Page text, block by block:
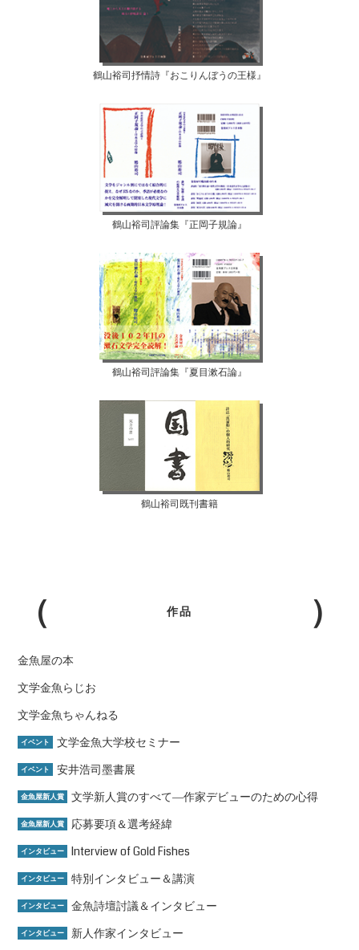
鶴山裕司抒情詩『おこりんぼうの王様』
鶴山裕司評論集『正岡子規論』
鶴山裕司評論集『夏目漱石論』
鶴山裕司既刊書籍
作品
金魚屋の本
文学金魚らじお
文学金魚ちゃんねる
イベント 文学金魚大学校セミナー
イベント 安井浩司墨書展
金魚屋新人賞 文学新人賞のすべて―作家デビューのための心得
金魚屋新人賞 応募要項＆選考経緯
インタビュー Interview of Gold Fishes
インタビュー 特別インタビュー＆講演
インタビュー 金魚詩壇討議＆インタビュー
インタビュー 新人作家インタビュー